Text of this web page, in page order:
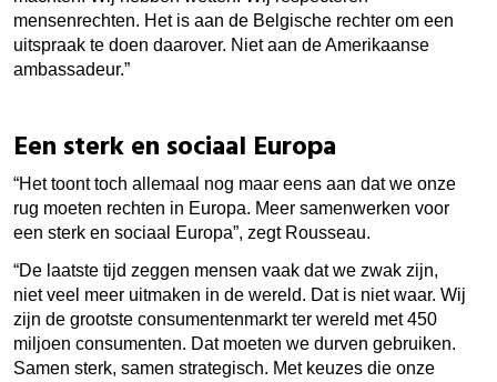
mensenrechten. Het is aan de Belgische rechter om een
uitspraak te doen daarover. Niet aan de Amerikaanse
ambassadeur.”
Een sterk en sociaal Europa
“Het toont toch allemaal nog maar eens aan dat we onze
rug moeten rechten in Europa. Meer samenwerken voor
een sterk en sociaal Europa”, zegt Rousseau.
“De laatste tijd zeggen mensen vaak dat we zwak zijn,
niet veel meer uitmaken in de wereld. Dat is niet waar. Wij
zijn de grootste consumentenmarkt ter wereld met 450
miljoen consumenten. Dat moeten we durven gebruiken.
Samen sterk, samen strategisch. Met keuzes die onze